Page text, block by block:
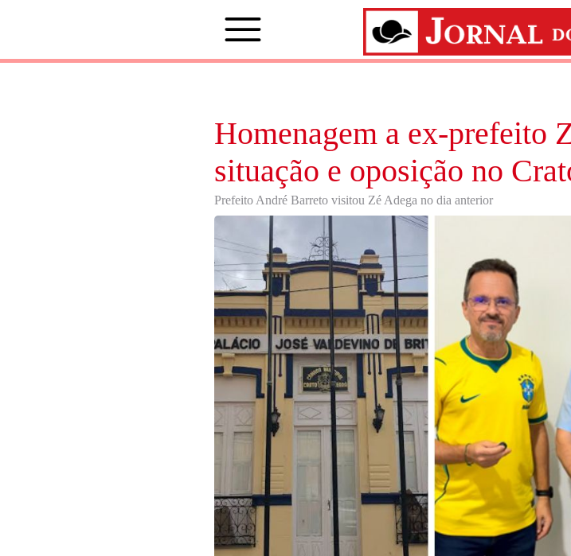
Homenagem a ex-prefeito
situação e oposição no
Prefeito André Barreto visitou Zé Adega no dia anterior